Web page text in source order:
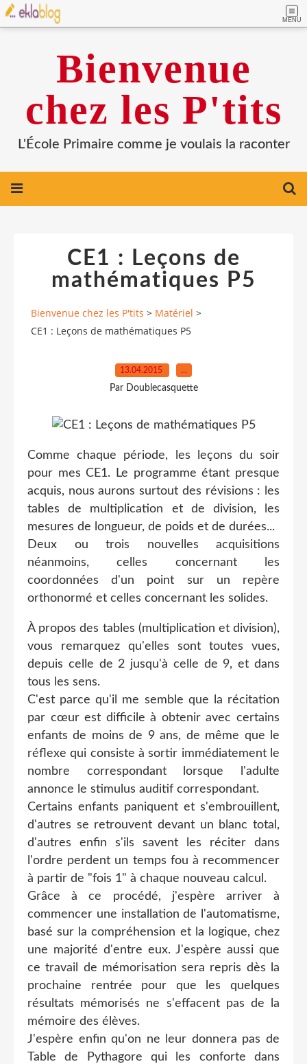
MENU
Bienvenue
chez les P'tits
L'École Primaire comme je voulais la raconter
CE1 : Leçons de
mathématiques P5
Bienvenue chez les P'tits > Matériel >
CE1 : Leçons de mathématiques P5
13.04.2015 …
Par Doublecasquette
Comme chaque période, les leçons du soir
pour mes CE1. Le programme étant presque
acquis, nous aurons surtout des révisions : les
tables de multiplication et de division, les
mesures de longueur, de poids et de durées...
Deux ou trois nouvelles acquisitions
néanmoins, celles concernant les
coordonnées d'un point sur un repère
orthonormé et celles concernant les solides.
À propos des tables (multiplication et division),
vous remarquez qu'elles sont toutes vues,
depuis celle de 2 jusqu'à celle de 9, et dans
tous les sens.
C'est parce qu'il me semble que la récitation
par cœur est difficile à obtenir avec certains
enfants de moins de 9 ans, de même que le
réflexe qui consiste à sortir immédiatement le
nombre correspondant lorsque l'adulte
annonce le stimulus auditif correspondant.
Certains enfants paniquent et s'embrouillent,
d'autres se retrouvent devant un blanc total,
d'autres enfin s'ils savent les réciter dans
l'ordre perdent un temps fou à recommencer
à partir de "fois 1" à chaque nouveau calcul.
Grâce à ce procédé, j'espère arriver à
commencer une installation de l'automatisme,
basé sur la compréhension et la logique, chez
une majorité d'entre eux. J'espère aussi que
ce travail de mémorisation sera repris dès la
prochaine rentrée pour que les quelques
résultats mémorisés ne s'effacent pas de la
mémoire des élèves.
J'espère enfin qu'on ne leur donnera pas de
Table de Pythagore qui les conforte dans